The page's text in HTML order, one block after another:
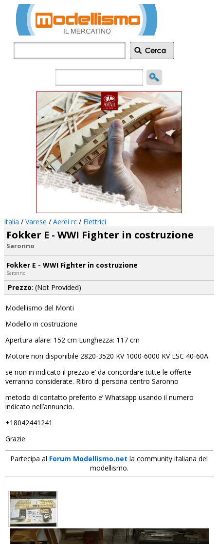
Italia / Varese / Aerei rc / Elettrici
Fokker E - WWI Fighter in costruzione
Saronno
Fokker E - WWI Fighter in costruzione
Saronno
Prezzo: (Not Provided)
Modellismo del Monti
Modello in costruzione
Apertura alare: 152 cm Lunghezza: 117 cm
Motore non disponibile 2820-3520 KV 1000-6000 KV ESC 40-60A
se non in indicato il prezzo e’ da concordare tutte le offerte
verranno considerate. Ritiro di persona centro Saronno
metodo di contatto preferito e’ Whatsapp usando il numero
indicato nell’annuncio.
+18042441241
Grazie
Partecipa al Forum Modellismo.net la community italiana del
modellismo.